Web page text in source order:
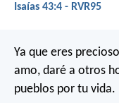
Isaías 43:4 - RVR95
Ya que eres
amo, daré a otros
pueblos por tu vida.